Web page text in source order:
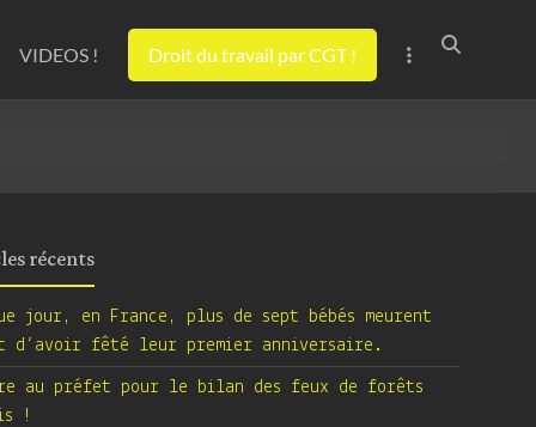
VIDEOS ! Droit du travail par CGT !
récents
jour, en France, plus de sept bébés meurent
d’avoir fêté leur premier anniversaire.
au préfet pour le bilan des feux de forêts
!